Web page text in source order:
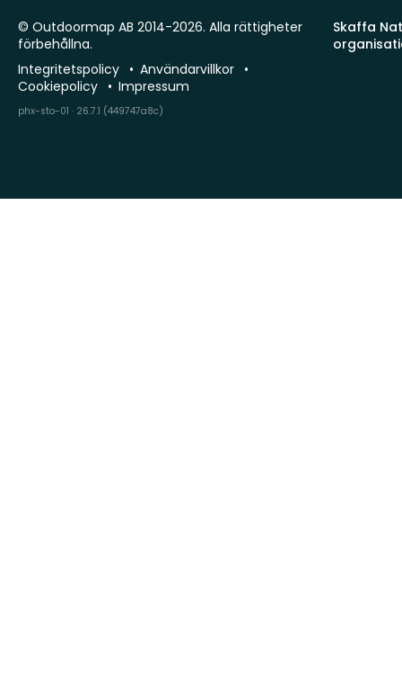
Skaffa
© Outdoormap AB 2014-2026. Alla rättigheter
förbehållna.
Integritetspolicy
Användarvillkor
Cookiepolicy
Impressum
phx-sto-01 · 26.7.1 (449747a8c)